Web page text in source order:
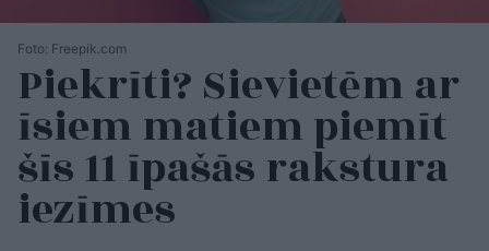
Foto: Freepik.com
Piekrīti? Sievietēm ar
īsiem matiem piemīt
šīs 11 īpašās rakstura
iezīmes